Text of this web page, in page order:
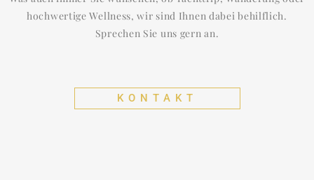
hochwertige Wellness, wir sind Ihnen dabei behilflich.
Sprechen Sie uns gern an.
KONTAKT